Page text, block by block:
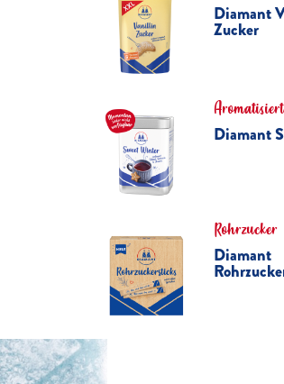
Diamant
Zucker
Diamant
Rohrzucker
Diamant